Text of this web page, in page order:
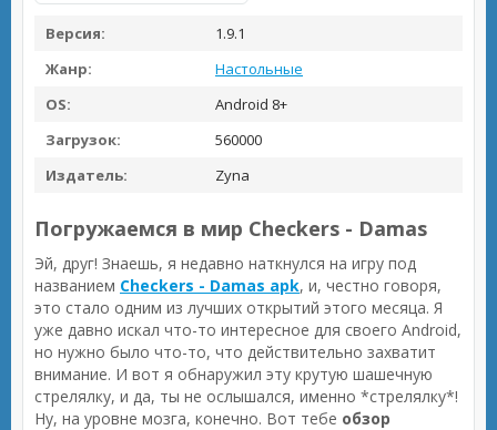
Версия:
1.9.1
Жанр:
Настольные
OS:
Android 8+
Загрузок:
560000
Издатель:
Zyna
Погружаемся в мир Checkers - Damas
Эй, друг! Знаешь, я недавно наткнулся на игру под
названием Checkers - Damas apk, и, честно говоря,
это стало одним из лучших открытий этого месяца. Я
уже давно искал что-то интересное для своего Android,
но нужно было что-то, что действительно захватит
внимание. И вот я обнаружил эту крутую шашечную
стрелялку, и да, ты не ослышался, именно *стрелялку*!
Ну, на уровне мозга, конечно. Вот тебе обзор